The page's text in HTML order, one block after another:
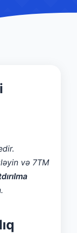
və 7TM